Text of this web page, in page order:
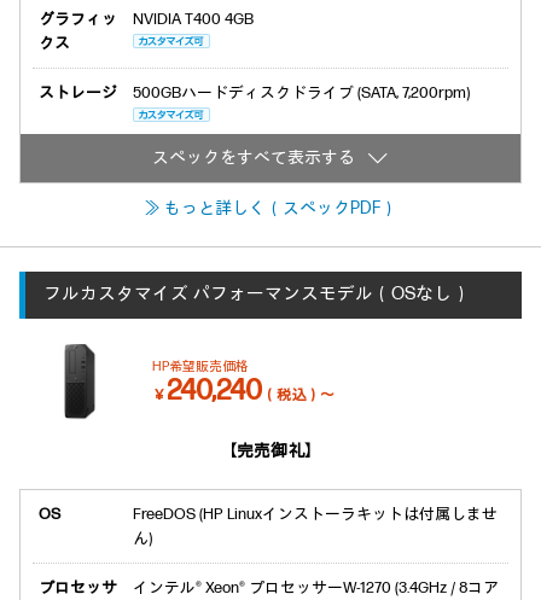
グラフィッ
クス
NVIDIA T400 4GB
ストレージ 500GBハードディスクドライブ (SATA, 7,200rpm)
≫ もっと詳しく（スペックPDF）
フルカスタマイズ パフォーマンスモデル（OSなし）
HP希望販売価格
￥ 240,240 （税込）～
【完売御礼】
OS
FreeDOS (HP Linuxインストーラキットは付属しませ
ん)
プロセッサ
インテル® Xeon® プロセッサーW-1270 (3.4GHz / 8コア